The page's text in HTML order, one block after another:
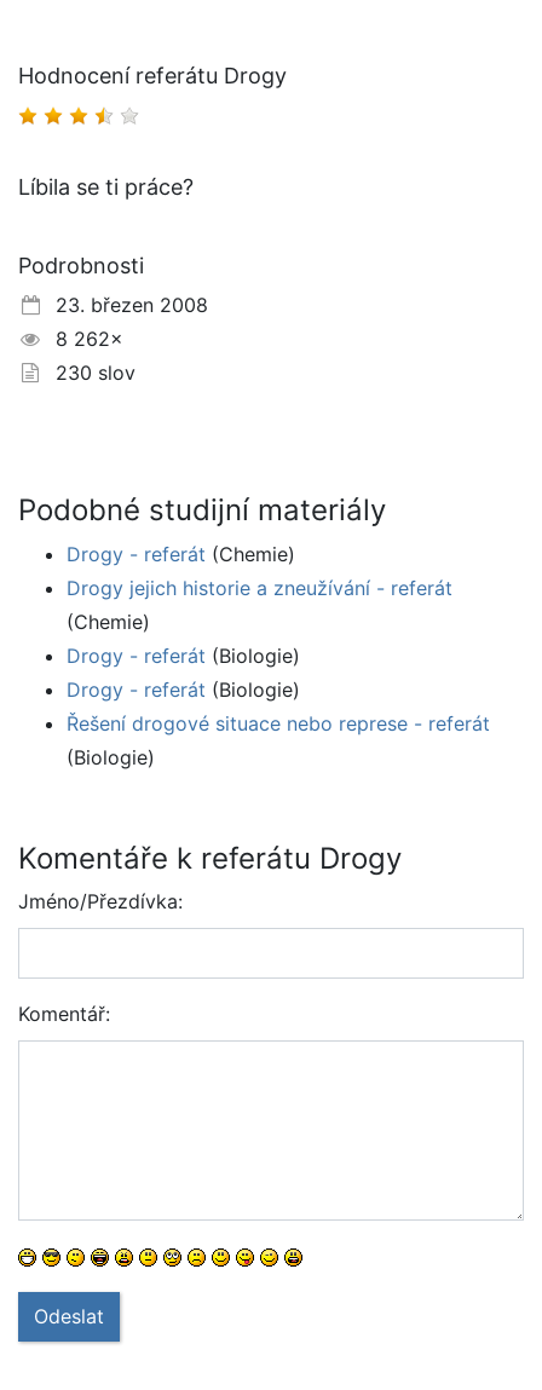
Hodnocení referátu Drogy
Líbila se ti práce?
Podrobnosti
23. březen 2008
8 262×
230 slov
Podobné studijní materiály
Drogy - referát (Chemie)
Drogy jejich historie a zneužívání - referát
(Chemie)
Drogy - referát (Biologie)
Drogy - referát (Biologie)
Řešení drogové situace nebo represe - referát
(Biologie)
Komentáře k referátu Drogy
Jméno/Přezdívka:
Komentář:
Odeslat